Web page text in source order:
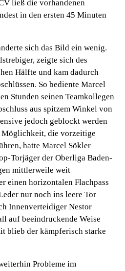
ließ die vorhandenen
in den ersten 45 Minuten
sich das Bild ein wenig.
zeigte sich des
Hälfte und kam dadurch
So bediente Marcel
Stunden seinen Teamkollegen
aus spitzem Winkel von
jedoch geblockt werden
die vorzeitige
hatte Marcel Sökler
Torjäger der Oberliga Baden-
mittlerweile weit
einen horizontalen Flachpass
nur noch ins leere Tor
Innenverteidiger Nestor
auf beeindruckende Weise
blieb der kämpferisch starke
Probleme im